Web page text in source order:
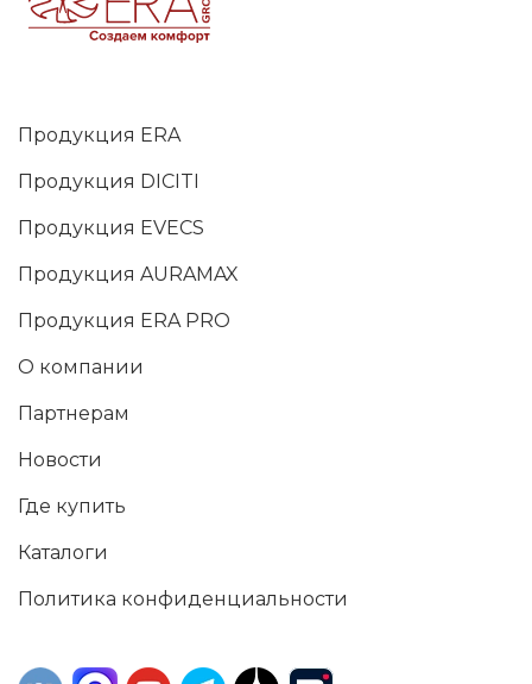
Продукция ERA
Продукция DICITI
Продукция EVECS
Продукция AURAMAX
Продукция ERA PRO
О компании
Партнерам
Новости
Где купить
Каталоги
Политика конфиденциальности